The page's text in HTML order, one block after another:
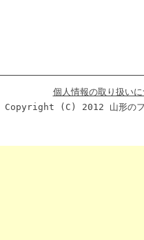
個人情報の取り扱い
Copyright (C) 2012 山形の